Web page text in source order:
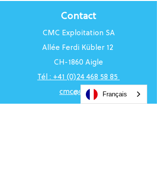
Contact
CMC Exploitation SA
Allée Ferdi Kübler 12
CH-1860 Aigle
Tél : +41 (0)24 468 58 85
cmc@uci.ch
Français